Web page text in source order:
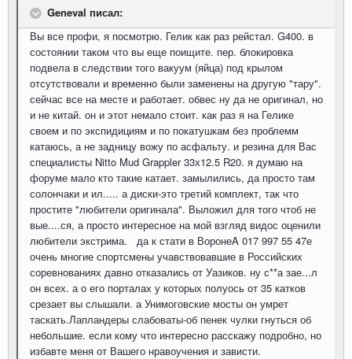
Geneval писал:
Вы все профи, я посмотрю. Гелик как раз рейстал. G400. в
состоянии таком что вы еще поищите. пер. блокировка
подвела в следствии того вакуум (яйца) под крылом
отсутствовали и временно были заменены на другую "тару".
сейчас все на месте и работает. обвес ну да не оригинал, но
и не китай. он и этот немало стоит. как раз я на Гелике
своем и по экспидициям и по покатушкам без проблемм
катаюсь, а не задницу вожу по асфальту. и резина для Вас
специалисты Nitto Mud Grappler 33х12.5 R20. я думаю на
форуме мало кто такие катает. замылились, да просто там
солончаки и ил..... а диски-это третий комплект, так что
простите "любители оригинала". Выложил для того чтоб не
вые....ся, а просто интересное на мой взгляд видос оценили
любители экстрима. да к стати в ВоронеA 017 997 55 47е
очень многие спортсмены учавствовавшие в Российских
соревнованиях давно отказались от Уазиков. ну с**а зае...л
он всех. а о его порталах у которых полуось от 35 катков
срезает вы слышали. а Унимоговские мосты он умрет
таскать.Лапландеры слабоваты-об пенек чулки гнуться об
небольшие. если кому что интересно расскажу подробно, но
избавте меня от Вашего нравоучения и зависти.